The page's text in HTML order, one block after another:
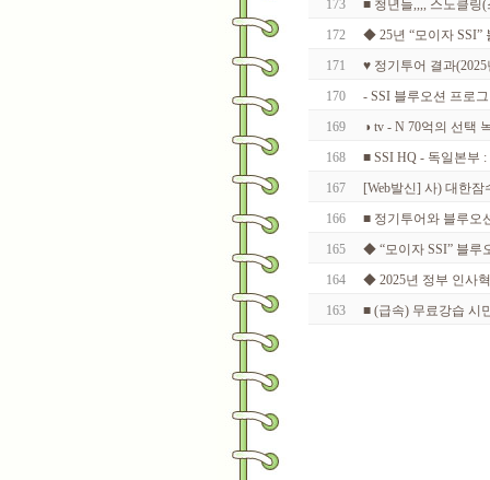
173
■ 청년들,,,, 스노클링
172
◆ 25년 “모이자 SSI”
171
♥ 정기투어 결과(2025
170
- SSI 블루오션 프로
169
◑ tv - N 70억의 선택
168
■ SSI HQ - 독일본부
167
[Web발신] 사) 대한
166
■ 정기투어와 블루오
165
◆ “모이자 SSI” 블루
164
◆ 2025년 정부 인사
163
■ (급속) 무료강습 시